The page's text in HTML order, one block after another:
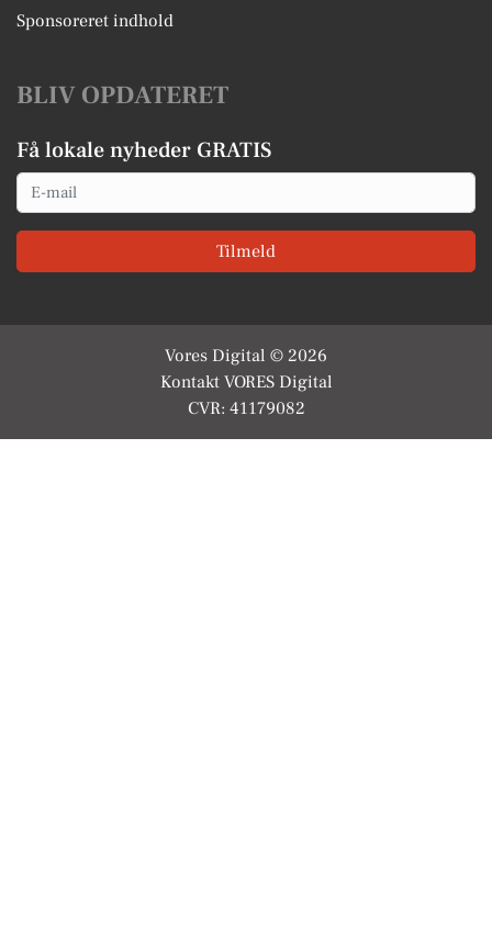
Sponsoreret indhold
BLIV OPDATERET
Få lokale nyheder GRATIS
Email
Tilmeld
Vores Digital © 2026
Kontakt VORES Digital
CVR: 41179082